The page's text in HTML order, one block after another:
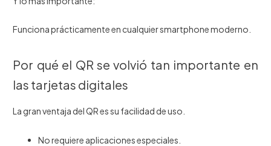
Funciona prácticamente en cualquier smartphone moderno.
Por qué el QR se volvió tan importante en
las tarjetas digitales
La gran ventaja del QR es su facilidad de uso.
No requiere aplicaciones especiales.